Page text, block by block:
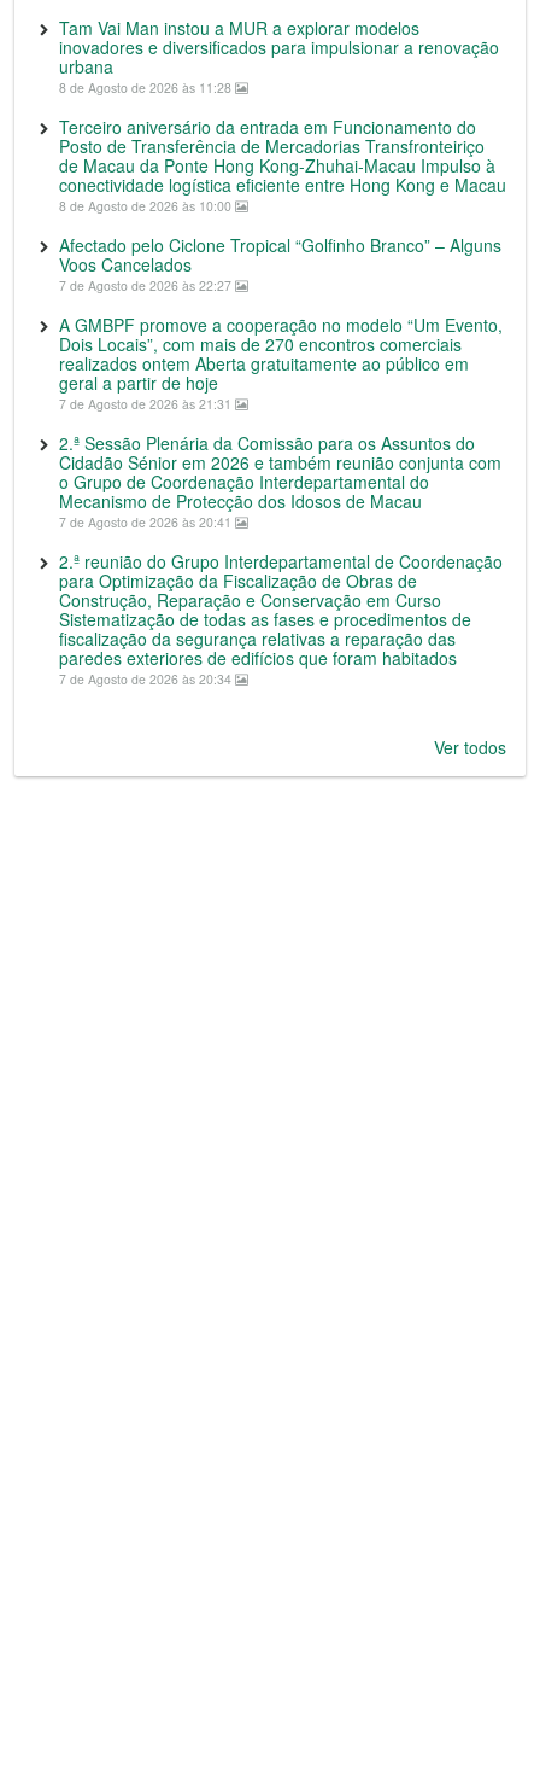
Tam Vai Man instou a MUR a explorar modelos
inovadores e diversificados para impulsionar a renovação
urbana
8 de Agosto de 2026 às 11:28
Terceiro aniversário da entrada em Funcionamento do
Posto de Transferência de Mercadorias Transfronteiriço
de Macau da Ponte Hong Kong-Zhuhai-Macau Impulso à
conectividade logística eficiente entre Hong Kong e Macau
8 de Agosto de 2026 às 10:00
Afectado pelo Ciclone Tropical “Golfinho Branco” – Alguns
Voos Cancelados
7 de Agosto de 2026 às 22:27
A GMBPF promove a cooperação no modelo “Um Evento,
Dois Locais”, com mais de 270 encontros comerciais
realizados ontem Aberta gratuitamente ao público em
geral a partir de hoje
7 de Agosto de 2026 às 21:31
2.ª Sessão Plenária da Comissão para os Assuntos do
Cidadão Sénior em 2026 e também reunião conjunta com
o Grupo de Coordenação Interdepartamental do
Mecanismo de Protecção dos Idosos de Macau
7 de Agosto de 2026 às 20:41
2.ª reunião do Grupo Interdepartamental de Coordenação
para Optimização da Fiscalização de Obras de
Construção, Reparação e Conservação em Curso
Sistematização de todas as fases e procedimentos de
fiscalização da segurança relativas a reparação das
paredes exteriores de edifícios que foram habitados
7 de Agosto de 2026 às 20:34
Ver todos